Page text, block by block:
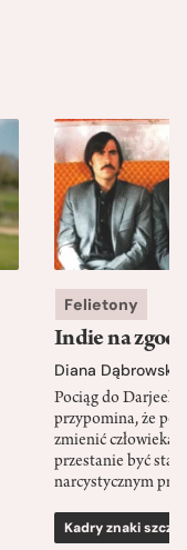
Felietony
Indie na
Diana Dąbrowska
Pociąg do
przypomina, że
zmienić człowieka
przestanie być
narcystycznym
Kadry znaki